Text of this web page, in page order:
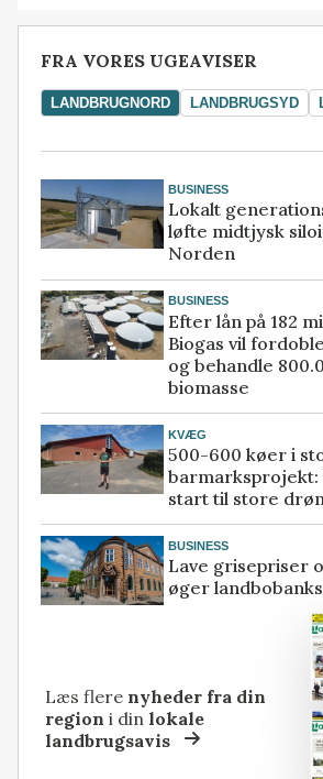
FRA VORES UGEAVISER
LANDBRUGNORD LANDBRUGSYD
BUSINESS
Lokalt
løfte midtjysk
Norden
BUSINESS
Efter lån på 182
Biogas vil
og behandle
biomasse
KVÆG
500-600 køer i
barmarksprojekt:
start til store
BUSINESS
Lave grisepriser
øger
Læs flere nyheder fra din
region i dinlokale
landbrugsavis